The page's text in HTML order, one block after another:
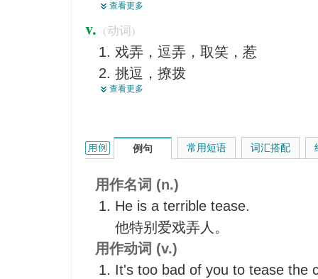
缠绕者（尤指小孩）
<口>（挑逗他人又不给予性满
<俚>钱
激起好奇心的广告
查看更多
v. (动词)
戏弄，逗弄，取笑，惹
挑逗，撩拨
哄，强求，缠扰
<主美>回梳，逆梳
切取供显微镜检用
【纺】给织物起绒，给织物拉毛
查看更多
tease的用法和样例：
例句
用作名词 (n.)
He is a terrible tease.
他特别爱戏弄人。
用作动词 (v.)
It's too bad of you to tease the
常用短语 词汇搭配